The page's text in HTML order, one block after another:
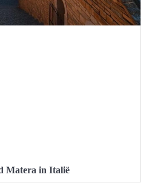
Matera in Italië